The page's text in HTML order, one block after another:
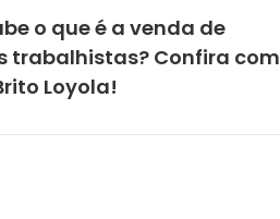
o que é a venda de
trabalhistas? Confira com
Loyola!